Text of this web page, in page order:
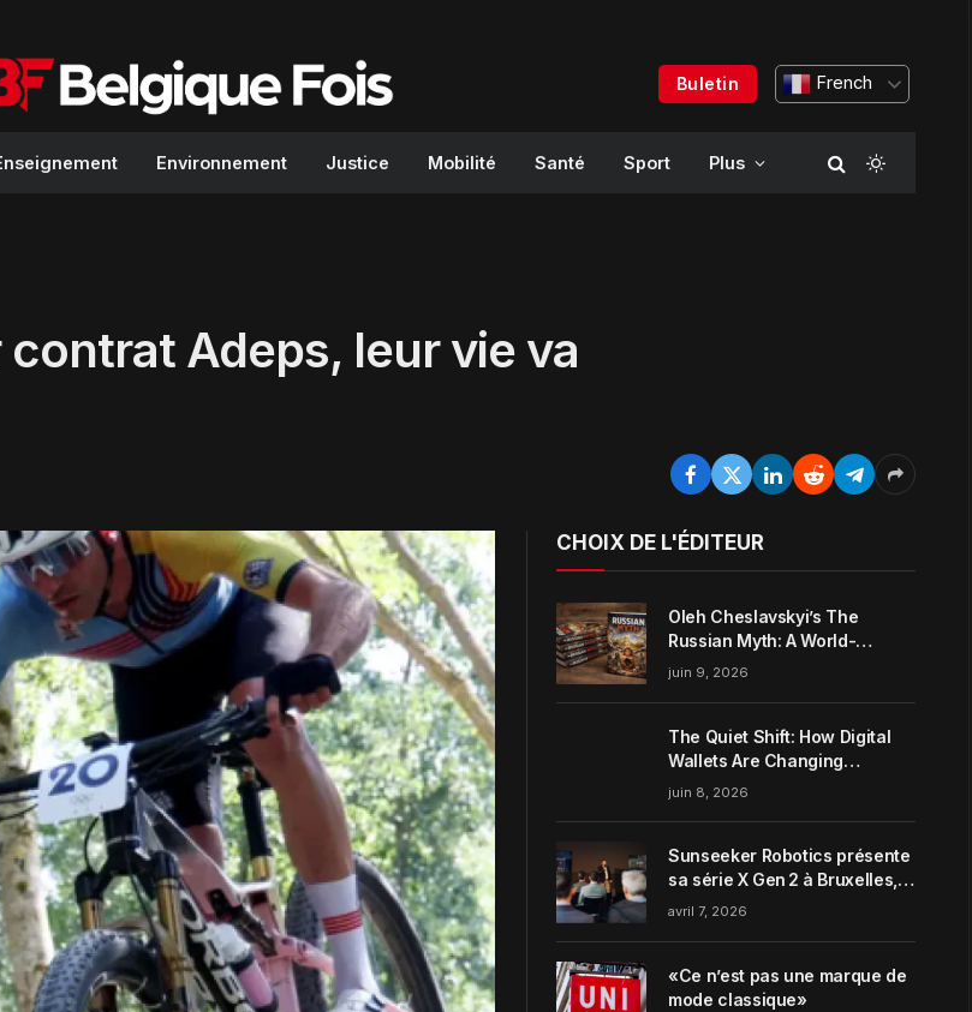
Buletin French
Environnement Justice Mobilité Santé Sport Plus
Adeps, leur vie va
CHOIX DE L'ÉDITEUR
Oleh Cheslavskyi’s The
Russian Myth: A World-
Systems Analysis of
juin 9, 2026
The Quiet Shift: How Digital
Wallets Are Changing
Everyday Money Habits in the
juin 8, 2026
Sunseeker Robotics présente
sa série X Gen 2 à Bruxelles,
incarnant parfaitement le
avril 7, 2026
«Ce n’est pas une marque de
mode classique»